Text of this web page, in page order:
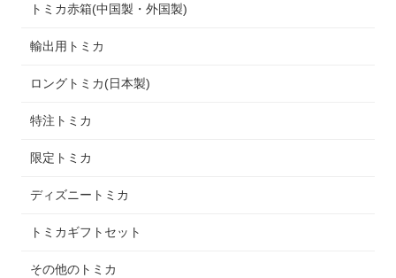
トミカ赤箱(中国製・外国製)
輸出用トミカ
ロングトミカ(日本製)
特注トミカ
限定トミカ
ディズニートミカ
トミカギフトセット
その他のトミカ